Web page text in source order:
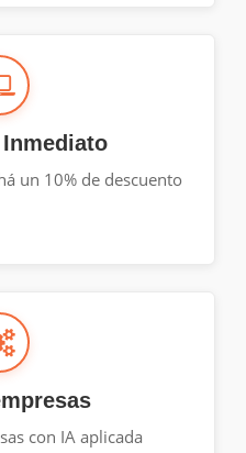
un 10% de descuento
con IA aplicada